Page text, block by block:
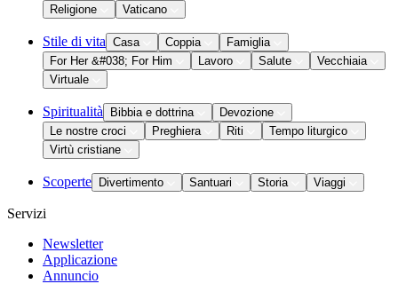
Religione
Vaticano
Stile di vita Casa Coppia
Famiglia
For Her &#038; For Him
Lavoro Salute
Vecchiaia
Virtuale
Spiritualità Bibbia e dottrina
Devozione
Le nostre croci
Preghiera Riti
Tempo liturgico
Virtù cristiane
Scoperte Divertimento Santuari Storia Viaggi
Servizi
Newsletter
Applicazione
Annuncio